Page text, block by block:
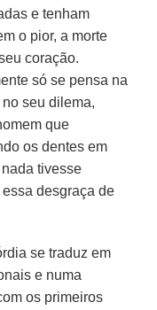
e tenham
o pior, a morte
coração.
só se pensa na
seu dilema,
que
os dentes em
tivesse
desgraça de
se traduz em
e numa
os primeiros